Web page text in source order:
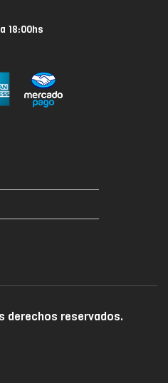
18:00hs
derechos reservados.